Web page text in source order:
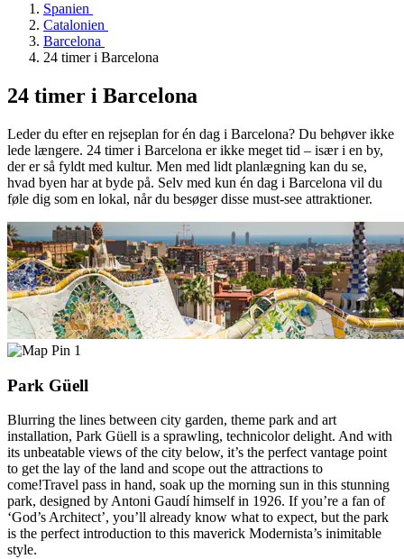
Spanien
Catalonien
Barcelona
24 timer i Barcelona
24 timer i Barcelona
Leder du efter en rejseplan for én dag i Barcelona? Du behøver ikke
lede længere. 24 timer i Barcelona er ikke meget tid – især i en by,
der er så fyldt med kultur. Men med lidt planlægning kan du se,
hvad byen har at byde på. Selv med kun én dag i Barcelona vil du
føle dig som en lokal, når du besøger disse must-see attraktioner.
1
Park Güell
Blurring the lines between city garden, theme park and art
installation, Park Güell is a sprawling, technicolor delight. And with
its unbeatable views of the city below, it’s the perfect vantage point
to get the lay of the land and scope out the attractions to
come!Travel pass in hand, soak up the morning sun in this stunning
park, designed by Antoni Gaudí himself in 1926. If you’re a fan of
‘God’s Architect’, you’ll already know what to expect, but the park
is the perfect introduction to this maverick Modernista’s inimitable
style.